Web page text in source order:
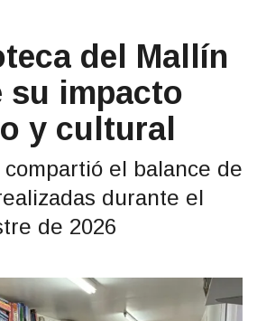
del Mallín
su impacto
y cultural
el balance de
durante el
de 2026